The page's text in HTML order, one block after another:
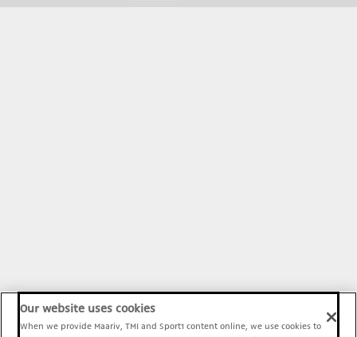
Our website uses cookies
When we provide Maariv, TMI and Sport1 content online, we use cookies to